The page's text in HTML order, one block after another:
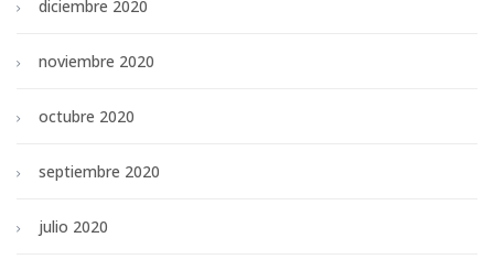
diciembre 2020
noviembre 2020
octubre 2020
septiembre 2020
julio 2020